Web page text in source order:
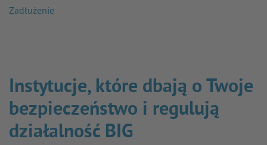
Zadłużenie
Instytucje, które dbają o Twoje
bezpieczeństwo i regulują
działalność BIG